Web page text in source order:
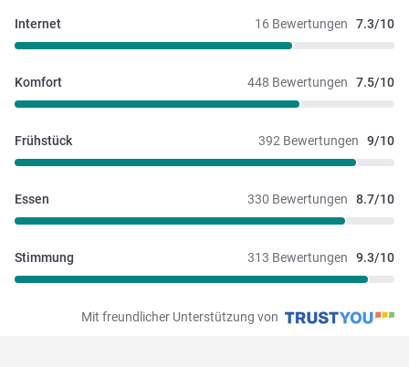
16 Bewertungen 7.3/10
Internet
448 Bewertungen 7.5/10
Komfort
392 Bewertungen 9/10
Frühstück
330 Bewertungen 8.7/10
Essen
313 Bewertungen 9.3/10
Stimmung
Mit freundlicher Unterstützung von